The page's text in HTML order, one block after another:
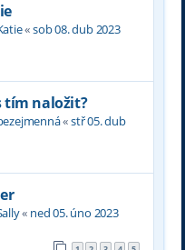
«sob 08. dub 2023
tím naložit?
«stř 05. dub
« ned 05. úno 2023